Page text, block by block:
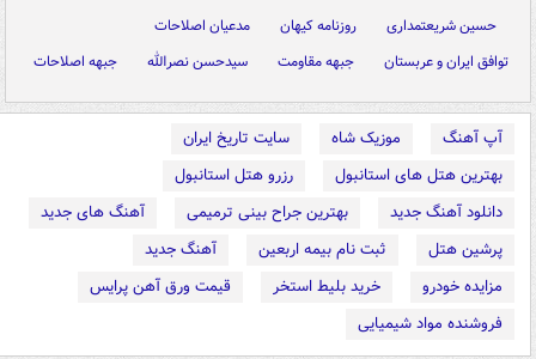
حسین شریعتمداری روزنامه کیهان
مدعیان اصلاحات
توافق ایران و عربستان
جبهه مقاومت سیدحسن نصرالله جبهه اصلاحات
آپ آهنگ موزیک شاه
سایت تاریخ ایران
بهترین هتل های استانبول
رزرو هتل استانبول
دانلود آهنگ جدید
بهترین جراح بینی ترمیمی
آهنگ های جدید
پرشین هتل
ثبت نام بیمه اربعین
آهنگ جدید
مزایده خودرو
خرید بلیط استخر
قیمت ورق آهن پرایس
فروشنده مواد شیمیایی